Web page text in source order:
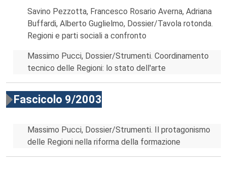
Savino Pezzotta, Francesco Rosario Averna, Adriana
Buffardi, Alberto Guglielmo, Dossier/Tavola rotonda.
Regioni e parti sociali a confronto
Massimo Pucci, Dossier/Strumenti. Coordinamento
tecnico delle Regioni: lo stato dell'arte
Fascicolo 9/2003
Massimo Pucci, Dossier/Strumenti. Il protagonismo
delle Regioni nella riforma della formazione